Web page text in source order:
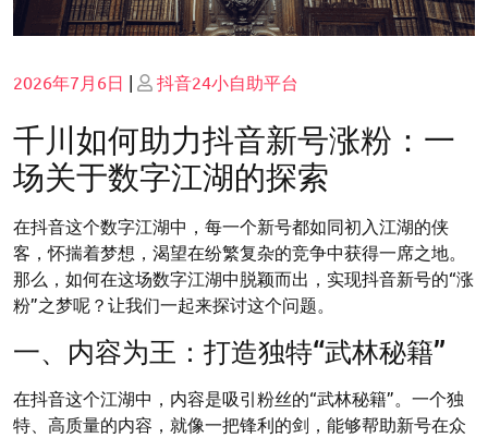
Posted
2026年7月6日 | Posted
抖音24小自助平台
千川如何助力抖音新号涨粉：一
场关于数字江湖的探索
在抖音这个数字江湖中，每一个新号都如同初入江湖的侠
客，怀揣着梦想，渴望在纷繁复杂的竞争中获得一席之地。
那么，如何在这场数字江湖中脱颖而出，实现抖音新号的“涨
粉”之梦呢？让我们一起来探讨这个问题。
一、内容为王：打造独特“武林秘籍”
在抖音这个江湖中，内容是吸引粉丝的“武林秘籍”。一个独
特、高质量的内容，就像一把锋利的剑，能够帮助新号在众